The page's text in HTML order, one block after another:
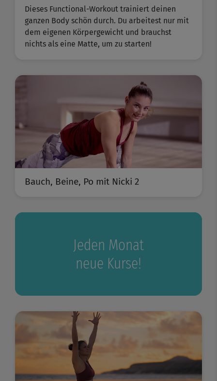
Dieses Functional-Workout trainiert deinen
ganzen Body schön durch. Du arbeitest nur mit
dem eigenen Körpergewicht und brauchst
nichts als eine Matte, um zu starten!
Bauch, Beine, Po mit Nicki 2
Jeden Monat
neue Kurse!